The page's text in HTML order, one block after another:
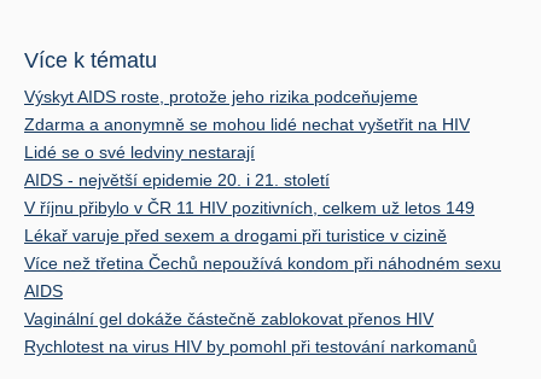
Více k tématu
Výskyt AIDS roste, protože jeho rizika podceňujeme
Zdarma a anonymně se mohou lidé nechat vyšetřit na HIV
Lidé se o své ledviny nestarají
AIDS - největší epidemie 20. i 21. století
V říjnu přibylo v ČR 11 HIV pozitivních, celkem už letos 149
Lékař varuje před sexem a drogami při turistice v cizině
Více než třetina Čechů nepoužívá kondom při náhodném sexu
AIDS
Vaginální gel dokáže částečně zablokovat přenos HIV
Rychlotest na virus HIV by pomohl při testování narkomanů